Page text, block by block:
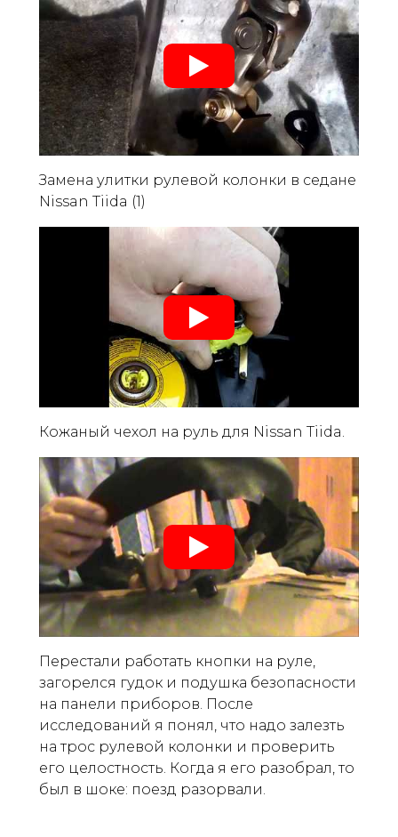
Замена улитки рулевой колонки в седане
Nissan Tiida (1)
Кожаный чехол на руль для Nissan Tiida.
Перестали работать кнопки на руле,
загорелся гудок и подушка безопасности
на панели приборов. После
исследований я понял, что надо залезть
на трос рулевой колонки и проверить
его целостность. Когда я его разобрал, то
был в шоке: поезд разорвали.